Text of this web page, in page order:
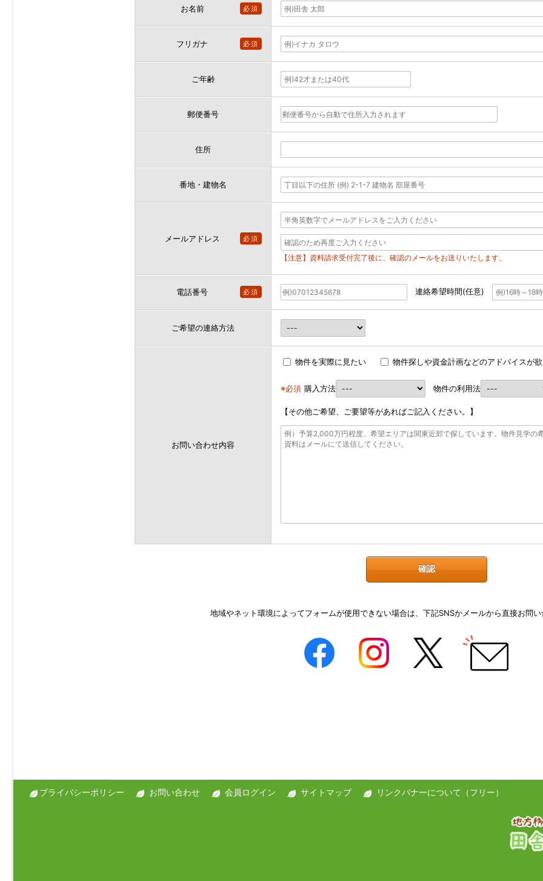
お名前 必須
フリガナ 必須
ご年齢
郵便番号
住所
番地・建物名
メールアドレス 必須
【注意】資料請求受付完了後に、確認のメールをお送りいたします。
電話番号 必須 連絡希望時間(任意)
ご希望の連絡方法
お問い合わせ内容
物件を実際に見たい 物件探しや資金計画などのアドバイスが
※必須 購入方法 物件の利用法
【その他ご希望、ご要望等があればご記入ください。】
地域やネット環境によってフォームが使用できない場合は、下記SNSかメールから直接お問
プライバシーポリシー お問い合わせ 会員ログイン サイトマップ リンクバナーについて（フリー）